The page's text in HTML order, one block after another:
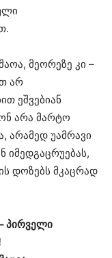
მეორეზე კი –
არ
ეშვებიან
არა მარტო
არამედ უამრავი
იმედგაცრუებას,
დოზებს მკაცრად
პირველი